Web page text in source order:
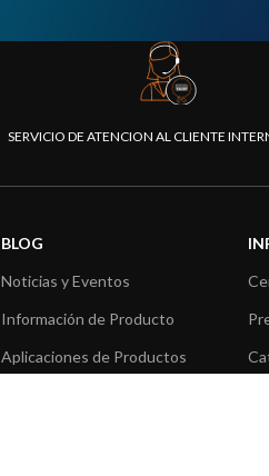
SERVICIO DE ATENCION AL CLIENTE
BLOG
Noticias y Eventos
Información de Producto
Aplicaciones de Productos